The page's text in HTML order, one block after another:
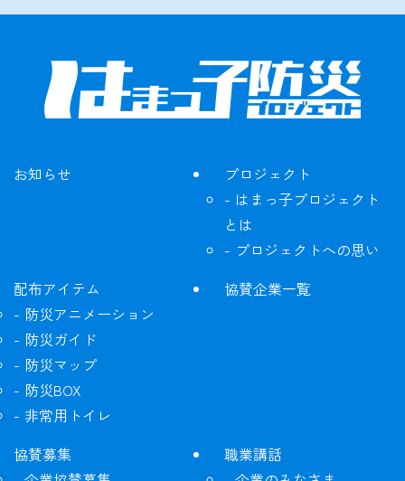
お知らせ
プロジェクト
はまっ子プロジェクト
とは
プロジェクトへの思い
配布アイテム
防災アニメーション
防災ガイド
防災マップ
防災BOX
非常用トイレ
協賛企業一覧
協賛募集
職業講話